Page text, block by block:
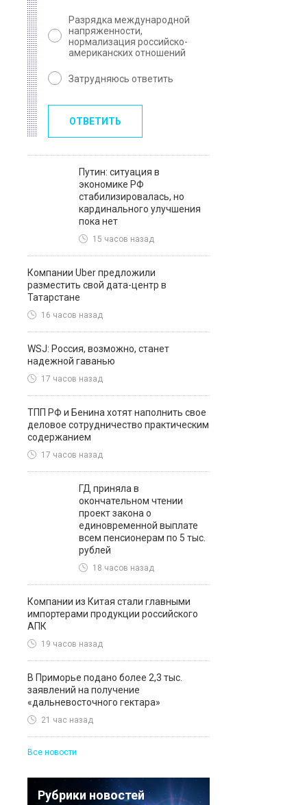
Разрядка международной
напряженности,
нормализация российско-
американских отношений
Затрудняюсь ответить
ОТВЕТИТЬ
Путин: ситуация в
экономике РФ
стабилизировалась, но
кардинального улучшения
пока нет
15 часов назад
Компании Uber предложили
разместить свой дата-центр в
Татарстане
16 часов назад
WSJ: Россия, возможно, станет
надежной гаванью
17 часов назад
ТПП РФ и Бенина хотят наполнить свое
деловое сотрудничество практическим
содержанием
17 часов назад
ГД приняла в
окончательном чтении
проект закона о
единовременной выплате
всем пенсионерам по 5 тыс.
рублей
18 часов назад
Компании из Китая стали главными
импортерами продукции российского
АПК
19 часов назад
В Приморье подано более 2,3 тыс.
заявлений на получение
«дальневосточного гектара»
21 час назад
Все новости
Рубрики новостей